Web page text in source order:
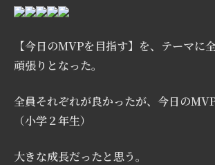
【今日のMVPを目指す】を、テーマに
頑張りとなった。
全員それぞれが良かったが、今日の
（小学２年生）
大きな成長だったと思う。